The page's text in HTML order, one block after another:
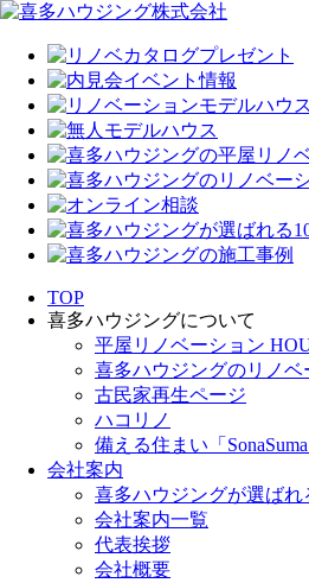
TOP
喜多ハウジングについて
平屋リノベーション
喜多ハウジングのリノベ
古民家再生ページ
ハコリノ
備える住まい「SonaSuma
会社案内
喜多ハウジングが選ばれ
会社案内一覧
代表挨拶
会社概要